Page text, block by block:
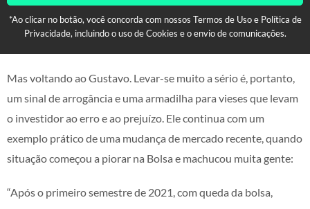
*Ao clicar no botão, você concorda com nossos Termos de Uso e Política de
Privacidade, incluindo o uso de Cookies e o envio de comunicações.
Mas voltando ao Gustavo. Levar-se muito a sério é, portanto,
um sinal de arrogância e uma armadilha para vieses que levam
o investidor ao erro e ao prejuízo. Ele continua com um
exemplo prático de uma mudança de mercado recente, quando
situação começou a piorar na Bolsa e machucou muita gente:
“Após o primeiro semestre de 2021, com queda da bolsa,